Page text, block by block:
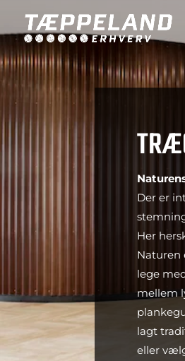
Der er
Her
Naturen
lege
mellem
lagt
eller